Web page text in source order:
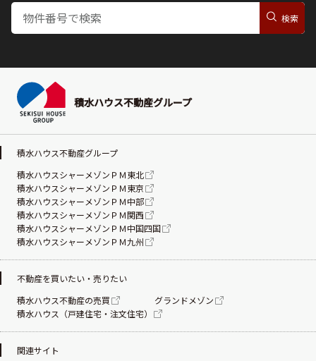
積水ハウス不動産グループ
積水ハウス不動産グループ
積水ハウスシャーメゾンＰＭ東北
積水ハウスシャーメゾンＰＭ東京
積水ハウスシャーメゾンＰＭ中部
積水ハウスシャーメゾンＰＭ関西
積水ハウスシャーメゾンＰＭ中国四国
積水ハウスシャーメゾンＰＭ九州
不動産を買いたい・売りたい
積水ハウス不動産の売買
グランドメゾン
積水ハウス（戸建住宅・注文住宅）
関連サイト